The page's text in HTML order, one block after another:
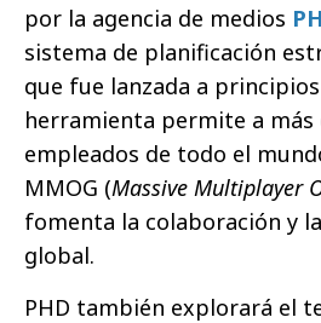
por la agencia de medios
sistema de planificación
que fue lanzada a
herramienta permite a más
empleados de todo el
MMOG (Massive Multiplayer
fomenta la colaboración y
global.
PHD también explorará el